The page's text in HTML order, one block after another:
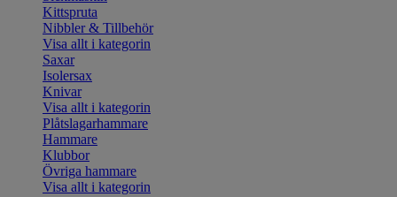
Kittspruta
Nibbler & Tillbehör
Visa allt i kategorin
Saxar
Isolersax
Knivar
Visa allt i kategorin
Plåtslagarhammare
Hammare
Klubbor
Övriga hammare
Visa allt i kategorin